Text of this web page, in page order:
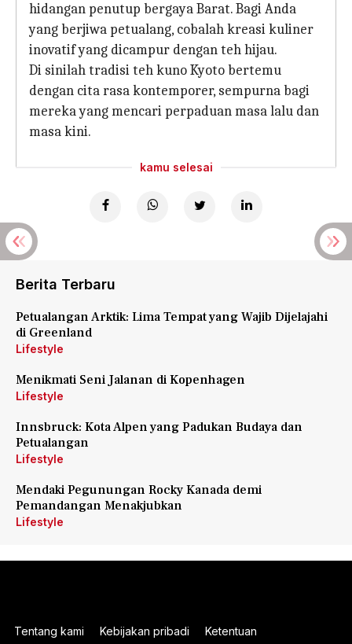
hidangan penutup bergaya Barat. Bagi Anda
yang berjiwa petualang, cobalah kreasi kuliner
inovatif yang dicampur dengan teh hijau.
Di sinilah tradisi teh kuno Kyoto bertemu
dengan cita rasa kontemporer, sempurna bagi
mereka yang mencari perpaduan masa lalu dan
masa kini.
kamu selesai
Berita Terbaru
Petualangan Arktik: Lima Tempat yang Wajib Dijelajahi
di Greenland
Lifestyle
Menikmati Seni Jalanan di Kopenhagen
Lifestyle
Innsbruck: Kota Alpen yang Padukan Budaya dan
Petualangan
Lifestyle
Mendaki Pegunungan Rocky Kanada demi
Pemandangan Menakjubkan
Lifestyle
Tentang kami Kebijakan pribadi Ketentuan